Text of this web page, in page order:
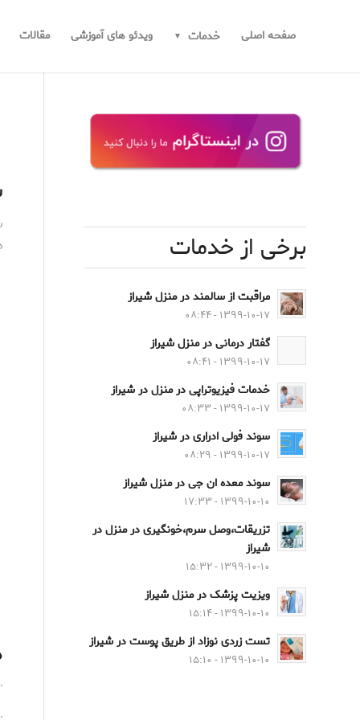
صفحه اصلی خدمات ویدئو های آموزشی مقالات
برخی از خدمات
مراقبت از سالمند در منزل شیراز
۱۳۹۹-۱۰-۱۷ - ۰۸:۴۴
گفتار درمانی در منزل شیراز
۱۳۹۹-۱۰-۱۷ - ۰۸:۴۱
خدمات فیزیوتراپی در منزل در شیراز
۱۳۹۹-۱۰-۱۷ - ۰۸:۳۳
سوند فولی ادراری در شیراز
۱۳۹۹-۱۰-۱۷ - ۰۸:۲۹
سوند معده ان جی در منزل شیراز
۱۳۹۹-۱۰-۱۰ - ۱۷:۳۳
تزریقات،وصل سرم،خونگیری در منزل در
شیراز
۱۳۹۹-۱۰-۱۰ - ۱۵:۳۲
ویزیت پزشک در منزل شیراز
۱۳۹۹-۱۰-۱۰ - ۱۵:۱۴
تست زردی نوزاد از طریق پوست در شیراز
۱۳۹۹-۱۰-۱۰ - ۱۵:۱۰